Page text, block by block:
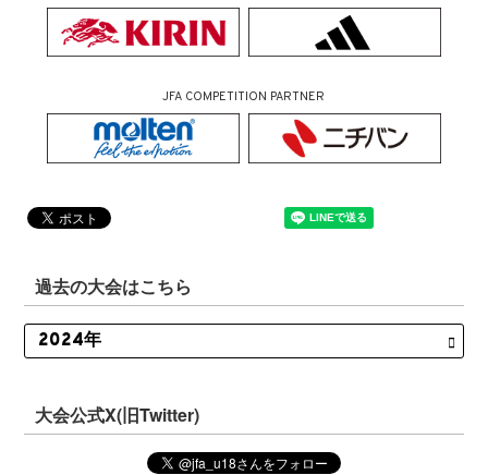
JFA COMPETITION PARTNER
過去の大会はこちら
大会公式X(旧Twitter)